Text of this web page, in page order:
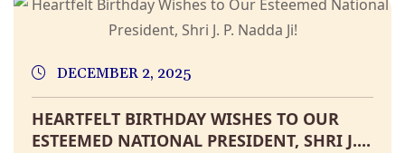
DECEMBER 2, 2025
HEARTFELT BIRTHDAY WISHES TO OUR
ESTEEMED NATIONAL PRESIDENT, SHRI J....